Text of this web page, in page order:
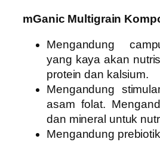
mGanic Multigrain
Mengandung
yang kaya akan
protein dan kalsium.
Mengandung
asam folat.
dan mineral untuk
Mengandung